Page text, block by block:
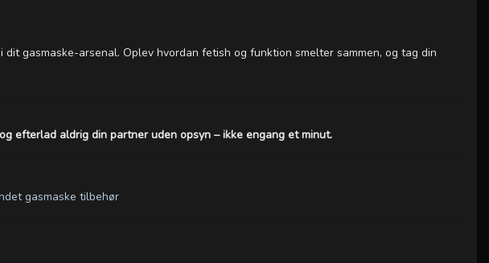
gasmaske-arsenal. Oplev hvordan fetish og funktion smelter sammen, og tag din
efterlad aldrig din partner uden opsyn – ikke engang et minut.
gasmaske tilbehør